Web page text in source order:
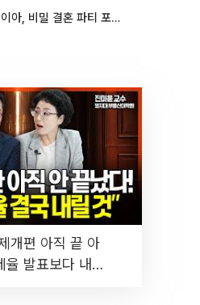
톰 홀랜드♥젠데이아, 비밀 결혼 파티 포착⋯호텔 대관비만 9억
개편 아직 끝 아
율 발표보다 내릴